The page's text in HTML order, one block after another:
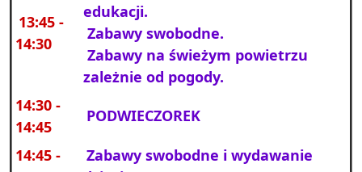
13:45 -
14:30
edukacji.
Zabawy swobodne.
Zabawy na świeżym powietrzu
zależnie od pogody.
14:30 -
14:45
PODWIECZOREK
14:45 -
Zabawy swobodne i wydawanie